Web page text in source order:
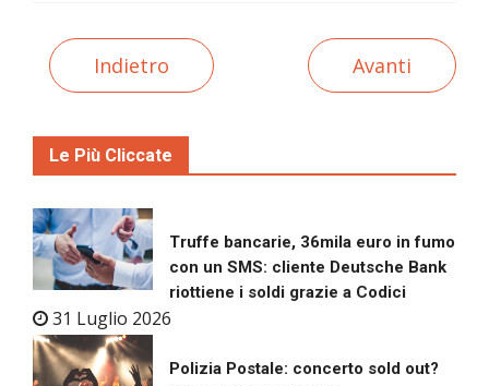
Indietro Avanti
Le Più Cliccate
Truffe bancarie, 36mila euro in fumo
con un SMS: cliente Deutsche Bank
riottiene i soldi grazie a Codici
31 Luglio 2026
Polizia Postale: concerto sold out?